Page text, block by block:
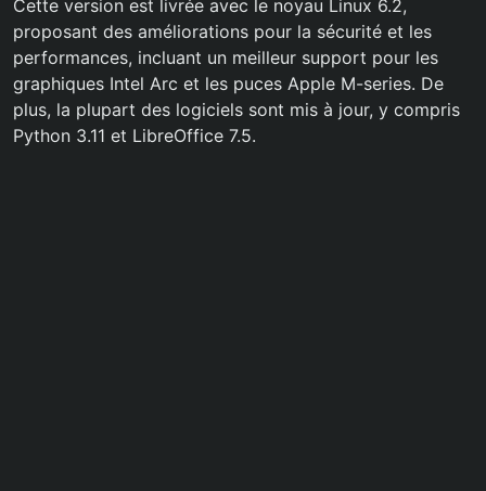
Cette version est livrée avec le noyau Linux 6.2,
proposant des améliorations pour la sécurité et les
performances, incluant un meilleur support pour les
graphiques Intel Arc et les puces Apple M-series. De
plus, la plupart des logiciels sont mis à jour, y compris
Python 3.11 et LibreOffice 7.5.